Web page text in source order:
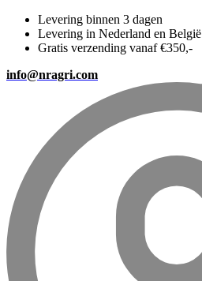
Levering binnen 3 dagen
Levering in Nederland en België
Gratis verzending vanaf €350,-
info@nragri.com